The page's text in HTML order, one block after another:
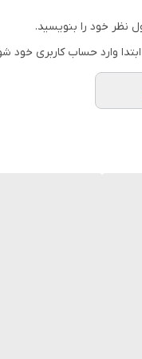
نظر خود را بنویسید.
وارد حساب کاربری خود